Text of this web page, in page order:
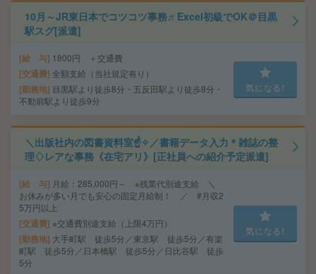
10月～JR東日本でコツコツ事務♬Excel初級でOK＠目黒
駅スグ[派遣]
給 与 1800円 ＋交通費
交通費 全額支給（当社規定有り）
勤務地 目黒駅より徒歩8分・五反田駅より徒歩8分・
不動前駅より徒歩9分
気になる!
＼出版社内の図書資料室☝✧／書籍データ入力＊雑誌の整
理♢レアな事務《在宅アリ》[正社員への紹介予定派遣]
給 与 月給：285,000円～ ※残業代別途支給 ＼
お休みが多い月でも安心の固定月給制！ ／ #月収2
5万円以上
交通費 ※交通費別途支給（上限4万円）
勤務地 大手町駅 徒歩5分／東京駅 徒歩5分／有楽
町駅 徒歩5分／日本橋駅 徒歩5分／日比谷駅 徒歩
5分
気になる!